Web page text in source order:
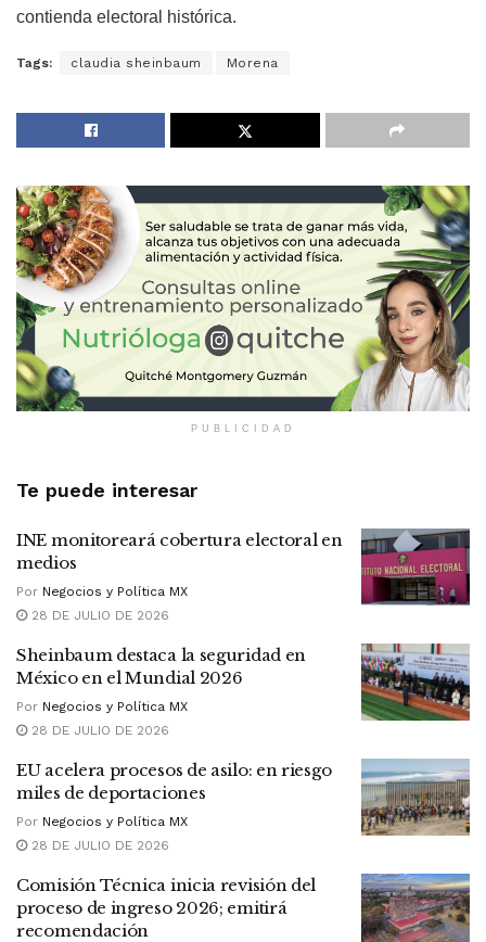
contienda electoral histórica.
Tags: claudia sheinbaum Morena
PUBLICIDAD
Te puede interesar
INE monitoreará cobertura electoral en
medios
Por Negocios y Política MX
28 DE JULIO DE 2026
Sheinbaum destaca la seguridad en
México en el Mundial 2026
Por Negocios y Política MX
28 DE JULIO DE 2026
EU acelera procesos de asilo: en riesgo
miles de deportaciones
Por Negocios y Política MX
28 DE JULIO DE 2026
Comisión Técnica inicia revisión del
proceso de ingreso 2026; emitirá
recomendación